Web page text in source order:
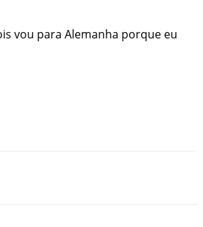
vou para Alemanha porque eu